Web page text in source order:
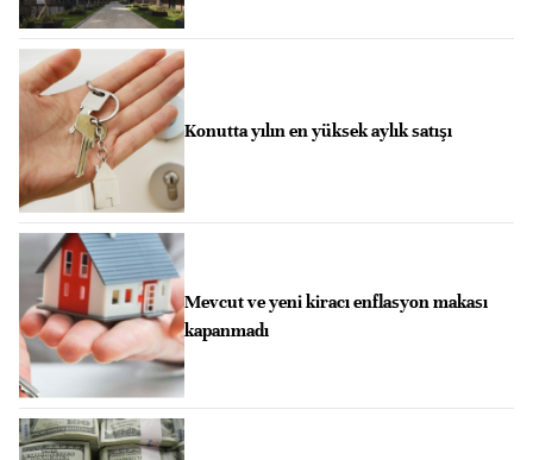
Konutta yılın en yüksek aylık satışı
Mevcut ve yeni kiracı enflasyon makası
kapanmadı